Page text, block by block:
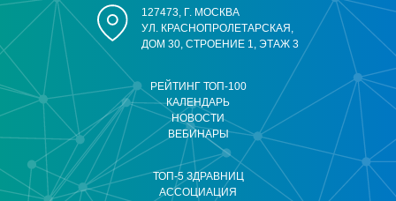
РЕЙТИНГ ТОП-100
КАЛЕНДАРЬ
НОВОСТИ
ВЕБИНАРЫ
ТОП-5 ЗДРАВНИЦ
АССОЦИАЦИЯ
127473, Г. МОСКВА
УЛ. КРАСНОПРОЛЕТАРСКАЯ,
ДОМ 30, СТРОЕНИЕ 1, ЭТАЖ 3